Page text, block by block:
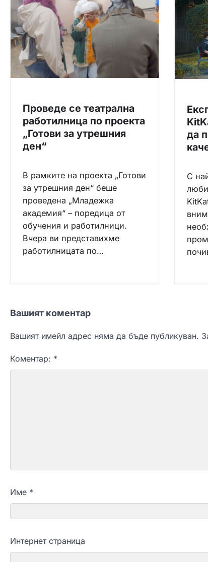
ц
и
я
Проведе се театрална
работилница по проекта
„Готови за утрешния
ден“
В рамките на проекта „Готови
за утрешния ден“ беше
проведена „Младежка
академия“ – поредица от
обучения и работилници.
Вчера ви представихме
работилницата по…
да
С
Вашият коментар
Вашият имейл адрес няма да бъде публикуван.
Коментар: *
Име *
Интернет страница